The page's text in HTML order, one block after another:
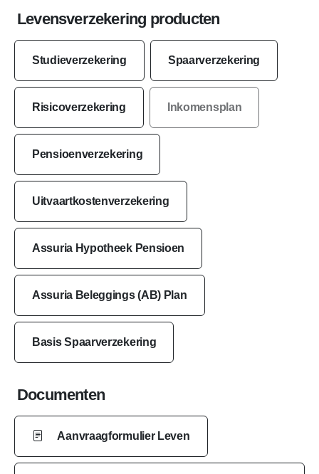
Levensverzekering producten
Studieverzekering Spaarverzekering
Risicoverzekering Inkomensplan
Pensioenverzekering
Uitvaartkostenverzekering
Assuria Hypotheek Pensioen
Assuria Beleggings (AB) Plan
Basis Spaarverzekering
Documenten
Aanvraagformulier Leven